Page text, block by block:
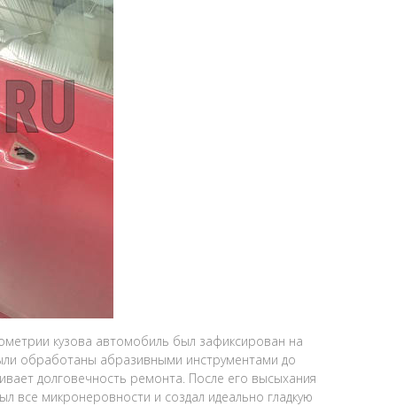
кузова автомобиль был зафиксирован на
обработаны абразивными инструментами до
долговечность ремонта. После его высыхания
микронеровности и создал идеально гладкую